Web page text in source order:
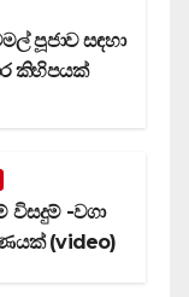
පූජාව සඳහා
කිහිපයක්
-වගා
(video)